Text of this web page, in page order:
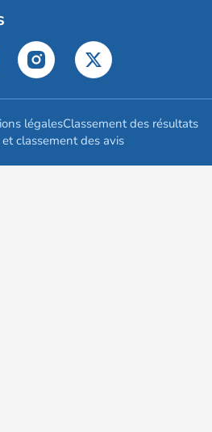
légalesClassement des résultats
classement des avis